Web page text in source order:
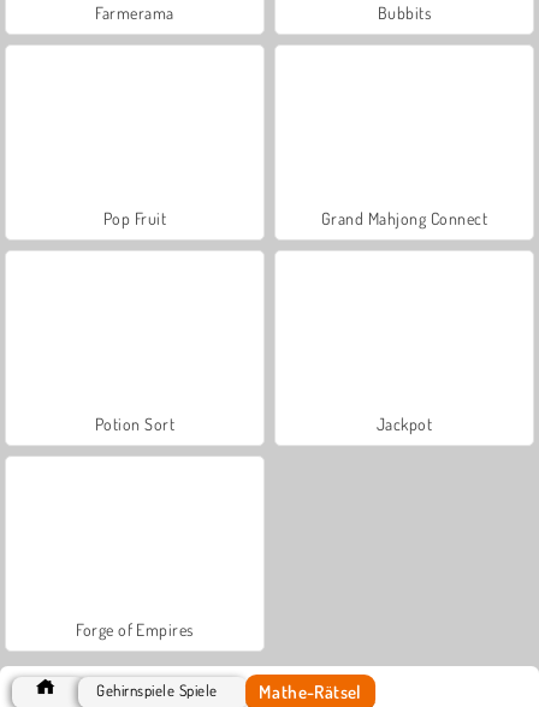
Farmerama Bubbits
Pop Fruit Grand Mahjong Connect
Potion Sort Jackpot
Forge of Empires
Gehirnspiele Spiele Mathe-Rätsel